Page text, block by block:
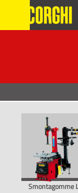
Smontagomme